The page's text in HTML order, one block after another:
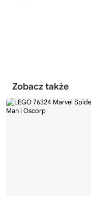
Zobacz także